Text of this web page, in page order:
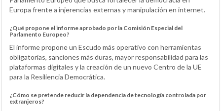
Europa frente a injerencias externas y manipulación en internet.
¿Qué propone el informe aprobado por la Comisión Especial del
Parlamento Europeo?
El informe propone un Escudo más operativo con herramientas
obligatorias, sanciones más duras, mayor responsabilidad para las
plataformas digitales y la creación de un nuevo Centro de la UE
para la Resiliencia Democrática.
¿Cómo se pretende reducir la dependencia de tecnología controlada por
extranjeros?